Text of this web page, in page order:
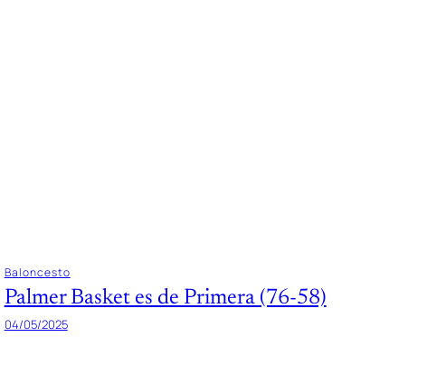
Baloncesto
Palmer Basket es de Primera (76-58)
04/05/2025